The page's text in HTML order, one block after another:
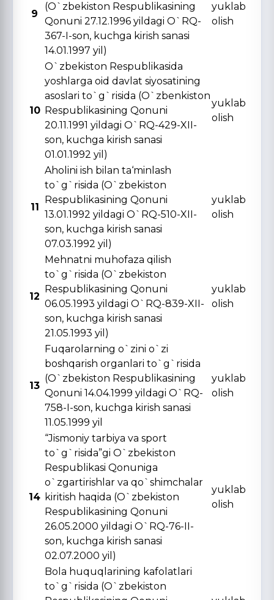
9
(O`zbekiston Respublikasining
Qonuni 27.12.1996 yildagi O`RQ-
367-I-son, kuchga kirish sanasi
14.01.1997 yil)
yuklab
olish
10
O`zbekiston Respublikasida
yoshlarga oid davlat siyosatining
asoslari to`g`risida (O`zbenkiston
Respublikasining Qonuni
20.11.1991 yildagi O`RQ-429-XII-
son, kuchga kirish sanasi
01.01.1992 yil)
yuklab
olish
11
Aholini ish bilan ta‘minlash
to`g`risida (O`zbekiston
Respublikasining Qonuni
13.01.1992 yildagi O`RQ-510-XII-
son, kuchga kirish sanasi
07.03.1992 yil)
yuklab
olish
12
Mehnatni muhofaza qilish
to`g`risida (O`zbekiston
Respublikasining Qonuni
06.05.1993 yildagi O`RQ-839-XII-
son, kuchga kirish sanasi
21.05.1993 yil)
yuklab
olish
13
Fuqarolarning o`zini o`zi
boshqarish organlari to`g`risida
(O`zbekiston Respublikasining
Qonuni 14.04.1999 yildagi O`RQ-
758-I-son, kuchga kirish sanasi
11.05.1999 yil
yuklab
olish
14
“Jismoniy tarbiya va sport
to`g`risida”gi O`zbekiston
Respublikasi Qonuniga
o`zgartirishlar va qo`shimchalar
kiritish haqida (O`zbekiston
Respublikasining Qonuni
26.05.2000 yildagi O`RQ-76-II-
son, kuchga kirish sanasi
02.07.2000 yil)
yuklab
olish
Bola huquqlarining kafolatlari
to`g`risida (O`zbekiston